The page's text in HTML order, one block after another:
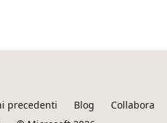
precedenti Blog Collabora